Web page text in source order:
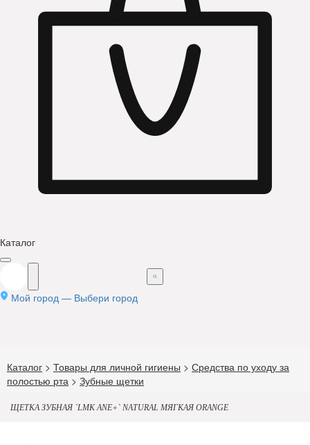
Каталог
Мой город — Выбери город
Каталог > Товары для личной гигиены > Средства по уходу за
полостью рта > Зубные щетки
ЩЕТКА ЗУБНАЯ `LMK ANE+` NATURAL МЯГКАЯ ORANGE